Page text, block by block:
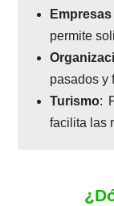
permite
pasados y
Turismo:
facilita las